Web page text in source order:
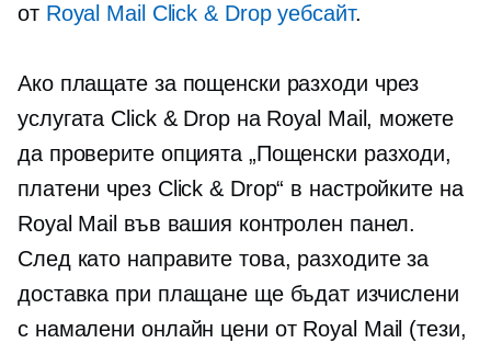
от Royal Mail Click & Drop уебсайт.
Ако плащате за пощенски разходи чрез
услугата Click & Drop на Royal Mail, можете
да проверите опцията „Пощенски разходи,
платени чрез Click & Drop“ в настройките на
Royal Mail във вашия контролен панел.
След като направите това, разходите за
доставка при плащане ще бъдат изчислени
с намалени онлайн цени от Royal Mail (тези,